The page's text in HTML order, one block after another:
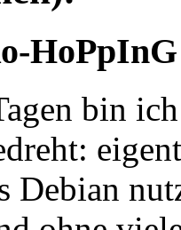
HoPpInG
bin
Debian